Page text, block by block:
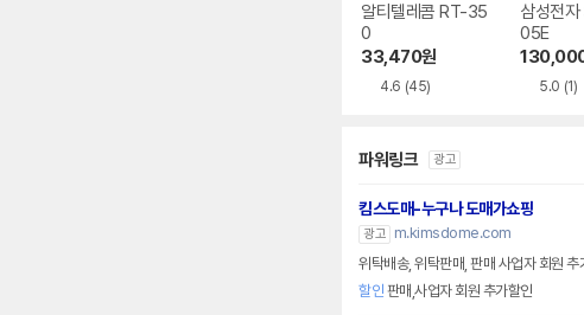
알티텔레콤 RT-35
0
33,470원
4.6 (45)
삼성전
05E
5.0 (1)
파워링크 광고
킴스도매-누구나 도매가쇼핑
광고
m.kimsdome.com
위탁배송, 위탁판매, 판매 사업자 회원
할인 판매,사업자 회원 추가할인